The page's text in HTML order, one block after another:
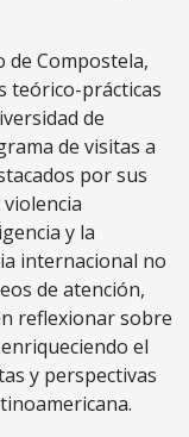
de Compostela,
teórico-prácticas
de
de visitas a
por sus
y la
internacional no
de atención,
reflexionar sobre
el
y perspectivas